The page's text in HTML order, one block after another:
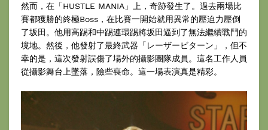
然而，在「HUSTLE MANIA」上，奇跡發生了。過去兩場比
賽都獲勝的終極Boss，在比賽一開始就用異常的壓迫力壓倒
了坂田。他用高踢和中踢連環踢將坂田逼到了無法繼續戰鬥的
境地。然後，他發射了最終武器「レーザービターン」，但不
幸的是，這次發射誤傷了場外的攝影團隊成員。這名工作人員
從攝影舞台上墜落，險些喪命。這一場表演真是精彩。